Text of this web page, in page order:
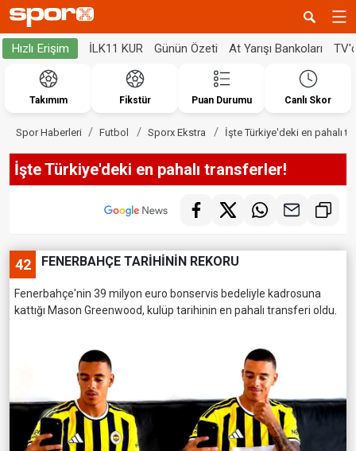
Hızlı Erişim İLK11 KUR Günün Özeti At Yarışı Bankoları
Takımım Fikstür Puan Durumu Canlı Skor
Spor Haberleri Futbol Sporx Ekstra İşte Türkiye'deki en pahalı
İşte Türkiye'deki en pahalı transferler!
42 FENERBAHÇE TARİHİNİN REKORU
Fenerbahçe'nin 39 milyon euro bonservis bedeliyle kadrosuna
kattığı Mason Greenwood, kulüp tarihinin en pahalı transferi oldu.